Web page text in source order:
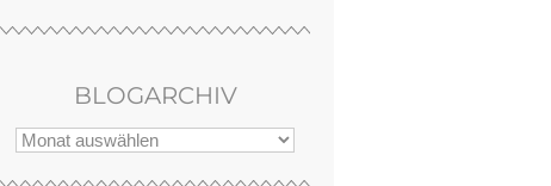
BLOGARCHIV